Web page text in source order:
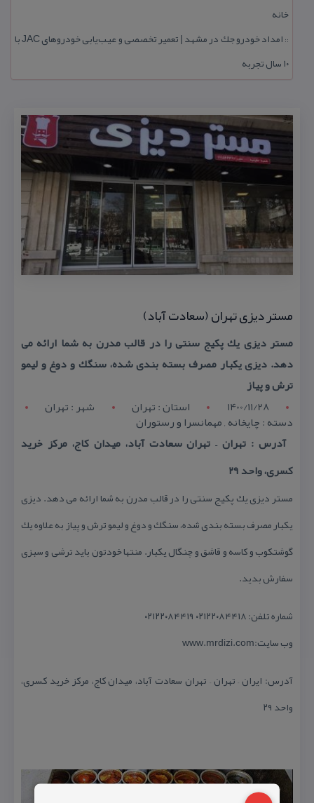
خانه
::
امداد خودرو جك در مشهد | تعمیر تخصصی و عیب‌یابی خودروهای JAC با
۱۰ سال تجربه
مستر دیزی تهران (سعادت آباد)
مستر دیزی یك پكیج سنتی را در قالب مدرن به شما ارائه می
دهد. دیزی یكبار مصرف بسته بندی شده، سنگك و دوغ و لیمو
ترش و پیاز
1400/11/28
استان : تهران شهر : تهران
دسته : چایخانه , مهمانسرا و رستوران
آدرس : تهران – تهران سعادت آباد، میدان كاج، مركز خرید
كسری، واحد ۲۹
مستر دیزی یك پكیج سنتی را در قالب مدرن به شما ارائه می دهد. دیزی
یكبار مصرف بسته بندی شده، سنگك و دوغ و لیمو ترش و پیاز به علاوه یك
گوشتكوب و كاسه و قاشق و چنگال یكبار. منتها خودتون باید ترشی و سبزی
سفارش بدید.
شماره تلفن: ۰۲۱۲۲۰۸۴۴۱۸ ۰۲۱۲۲۰۸۴۴۱۹
وب سایت:www.mrdizi.com
آدرس: ایران – تهران – تهران سعادت آباد، میدان كاج، مركز خرید كسری،
واحد ۲۹